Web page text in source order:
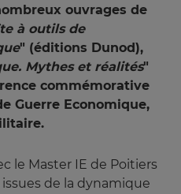
ouvrages de
à outils de
" (éditions Dunod),
Mythes et réalités"
commémorative
Guerre Economique,
le Master IE de Poitiers
de la dynamique